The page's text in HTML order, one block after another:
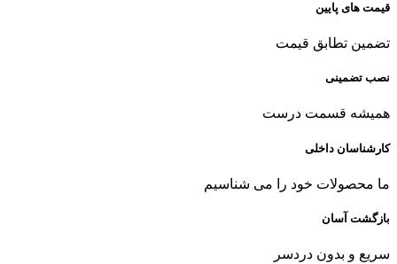
قیمت های پایین
تضمین تطابق قیمت
نصب تضمینی
همیشه قسمت درست
کارشناسان داخلی
ما محصولات خود را می شناسیم
بازگشت آسان
سریع و بدون دردسر